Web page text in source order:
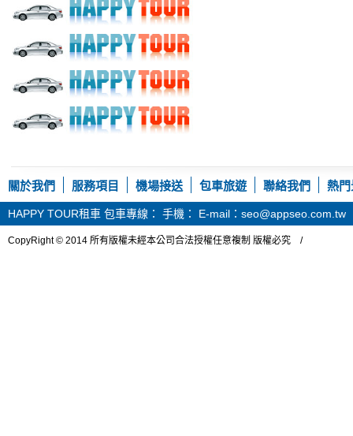
關於我們 服務項目 機場接送 包車旅遊 聯絡我們 熱
HAPPY TOUR租車 包車專線： 手機： E-mail：seo@appseo.com.tw
CopyRight © 2014 所有版權未經本公司合法授權任意複制 版權必究 /